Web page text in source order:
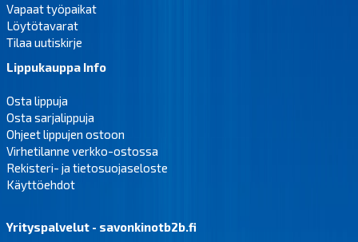
Vapaat työpaikat
Löytötavarat
Tilaa uutiskirje
Lippukauppa Info
Osta lippuja
Osta sarjalippuja
Ohjeet lippujen ostoon
Virhetilanne verkko-ostossa
Rekisteri- ja tietosuojaseloste
Käyttöehdot
Yrityspalvelut - savonkinotb2b.fi